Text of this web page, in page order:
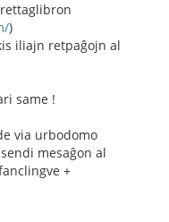
)
iliajn retpaĝojn al
same !
via urbodomo
mesaĝon al
+